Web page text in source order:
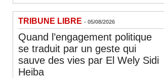
TRIBUNE LIBRE - 05/08/2026
Quand l’engagement politique
se traduit par un geste qui
sauve des vies par El Wely Sidi
Heiba